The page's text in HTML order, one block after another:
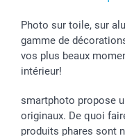
Stickers & Etiquettes
Chèque Cadeau
Affiliation
Investor Relations
B2B smartbusiness
Confirmation ou
Mariage
Fête d'anniversaire
Tous les évènements
Livraison en 48 heures
Modes de Paiement
Identifiez-vous
Statut de ma
smarfriends
Photo sur toile, sur
gamme de
vos plus beaux
intérieur!
smartphoto propose
originaux. De quoi
produits phares sont